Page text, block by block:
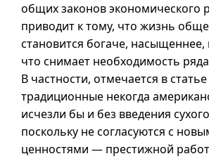
общих законов экономического
приводит к тому, что жизнь
становится богаче, насыщеннее,
что снимает необходимость
В частности, отмечается в
традиционные некогда
исчезли бы и без введения
поскольку не согласуются с
ценностями — престижной